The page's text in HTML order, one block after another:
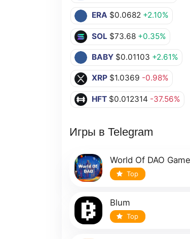
ERA $0.0682 +2.10%
SOL $73.68 +0.35%
BABY $0.01103 +2.61%
XRP $1.0369 -0.98%
HFT $0.012314 -37.56%
Игры в Telegram
World Of DAO Game
Top
Blum
Top